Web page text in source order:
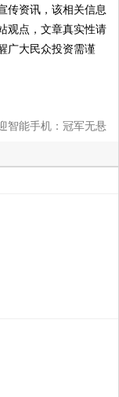
传资讯，该相关信息
观点，文章真实性请
广大民众投资需谨
智能手机：冠军无悬